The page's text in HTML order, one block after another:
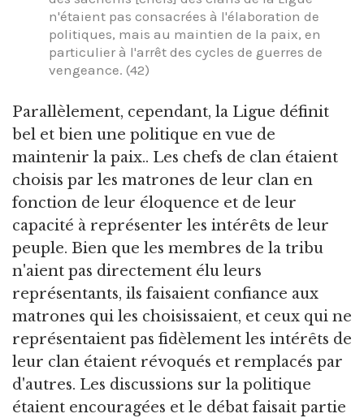
n'étaient pas consacrées à l'élaboration de
politiques, mais au maintien de la paix, en
particulier à l'arrêt des cycles de guerres de
vengeance. (42)
Parallèlement, cependant, la Ligue définit
bel et bien une politique en vue de
maintenir la paix.. Les chefs de clan étaient
choisis par les matrones de leur clan en
fonction de leur éloquence et de leur
capacité à représenter les intérêts de leur
peuple. Bien que les membres de la tribu
n'aient pas directement élu leurs
représentants, ils faisaient confiance aux
matrones qui les choisissaient, et ceux qui ne
représentaient pas fidèlement les intérêts de
leur clan étaient révoqués et remplacés par
d'autres. Les discussions sur la politique
étaient encouragées et le débat faisait partie